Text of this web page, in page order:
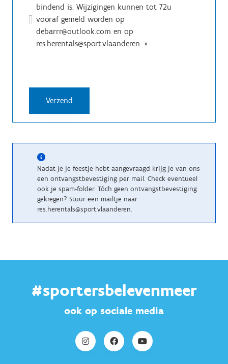
bindend is. Wijzigingen kunnen tot 72u
vooraf gemeld worden op
debarrr@outlook.com en op
res.herentals@sport.vlaanderen. *
Nadat je je feestje hebt aangevraagd krijg je van ons
een ontvangstbevestiging per mail. Check eventueel
ook je spam-folder. Tóch geen ontvangstbevestiging
gekregen? Stuur een mailtje naar
res.herentals@sport.vlaanderen.
#sportersbelevenmeer
ook op sociale media